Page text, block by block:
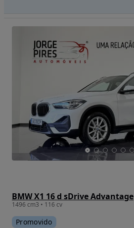
BMW X1 16 d sDrive Advantage
1496 cm3 • 116 cv
Promovido